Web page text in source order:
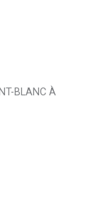
BLANC À